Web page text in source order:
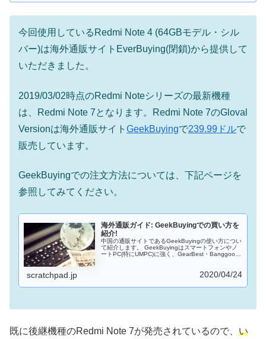
今回使用しているRedmi Note 4 (64GBモデル・シル
バー)は海外通販サイトEverBuying(閉鎖)から提供して
いただきました。
2019/03/02時点のRedmi Noteシリーズの最新機種
は、Redmi Note 7となります。Redmi Note 7のGloval
Versionは海外通販サイト GeekBuyingで239.99ドルで
販売しています。
GeekBuyingでの注文方法については、下記ページを
参照してみてください。
海外通販ガイド: GeekBuyingでの買い方を
紹介!
中国の通販サイトであるGeekBuyingの使い方につい
て紹介します。 GeekBuyingはスマートフォンやノ
ートPC(特にUMPC)に強く、GearBest・Banggood
scratchpad.jp 2020/04/24
既に後継機種のRedmi Note 7が発売されているので、 い